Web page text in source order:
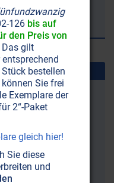
126 bis auf
den Preis von
gilt
bestellen
Sie frei
Exemplare der
2“-Paket
gleich hier!
Sie diese
und